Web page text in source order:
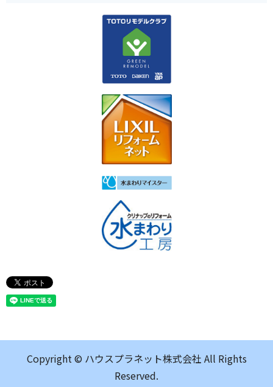
Copyright © ハウスプラネット株式会社 All Rights
Reserved.